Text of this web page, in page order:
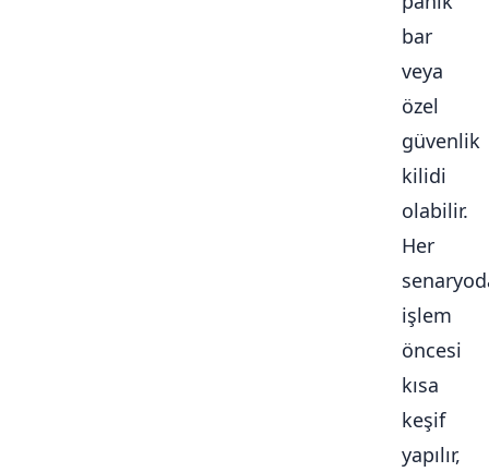
bar
veya
özel
güvenlik
kilidi
olabilir.
Her
işlem
öncesi
kısa
keşif
yapılır,